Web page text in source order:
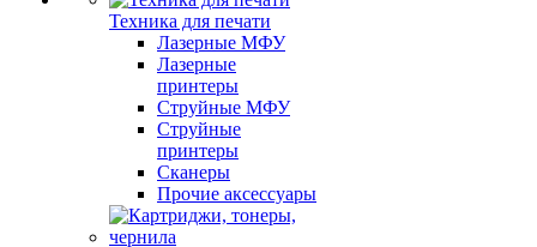
Техника для печати
Лазерные МФУ
Лазерные
принтеры
Струйные МФУ
Струйные
принтеры
Сканеры
Прочие аксессуары